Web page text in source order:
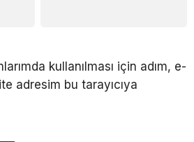
kullanılması için adım, e-
adresim bu tarayıcıya